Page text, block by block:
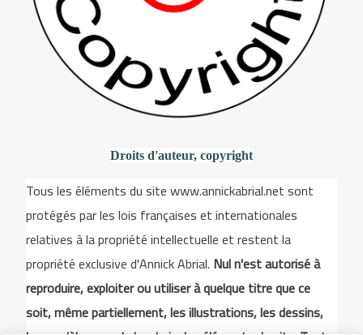
Droits d'auteur, copyright
Tous les éléments du site www.annickabrial.net sont
protégés par les lois françaises et internationales
relatives à la propriété intellectuelle et restent la
propriété exclusive d'Annick Abrial. Nul n'est autorisé à
reproduire, exploiter ou utiliser à quelque titre que ce
soit, même partiellement, les illustrations, les dessins,